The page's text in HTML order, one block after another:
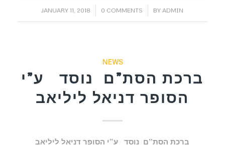
JANUARY 11, 2018
/ 0 COMMENTS
/ BY ADMIN
NEWS
ברכת הסת”ם נוסד ע”י
הסופר דניאל ליליאב
ברכת הסת”ם נוסד ע”י הסופר דניאל ליליאב